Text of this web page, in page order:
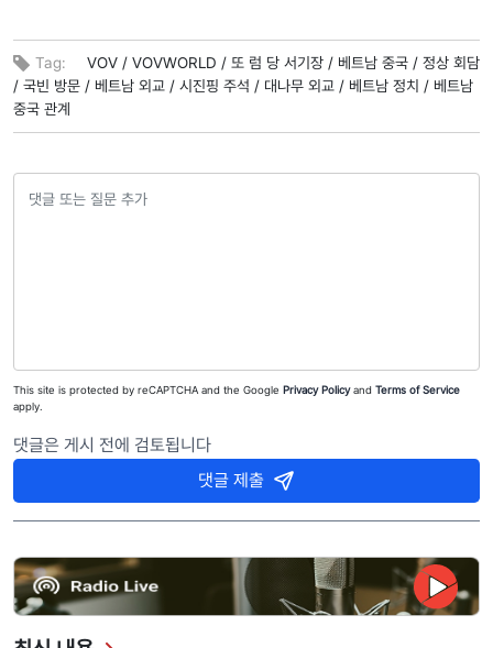
Tag: VOV / VOVWORLD / 또 럼 당 서기장 / 베트남 중국 / 정상 회담
/ 국빈 방문 / 베트남 외교 / 시진핑 주석 / 대나무 외교 / 베트남 정치 / 베트남
중국 관계
This site is protected by reCAPTCHA and the Google Privacy Policyand Terms of Service
apply.
댓글은 게시 전에 검토됩니다
댓글 제출